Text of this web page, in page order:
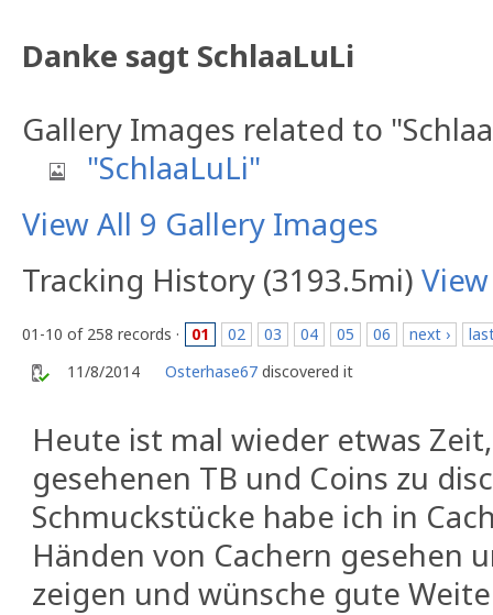
Danke sagt SchlaaLuLi
Gallery Images related to
"SchlaaLuLi"
View All 9 Gallery Images
Tracking History (3193.5mi)
01-10 of 258 records · 01 02 03 04 05 06 next ›
11/8/2014
Osterhase67 discovered it
Heute ist mal wieder etwas
gesehenen TB und Coins zu
Schmuckstücke habe ich in
Händen von Cachern gesehen
zeigen und wünsche gute